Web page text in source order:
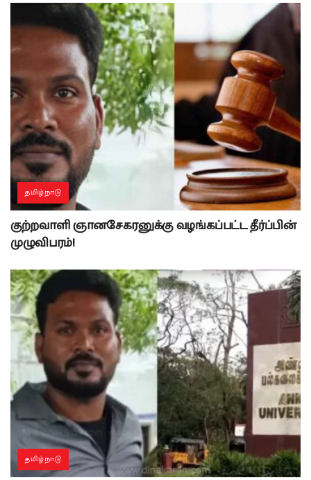
தமிழ்நாடு
குற்றவாளி ஞானசேகரனுக்கு வழங்கப்பட்ட தீர்ப்பின்
முழுவிபரம்!
தமிழ்நாடு